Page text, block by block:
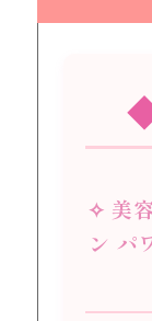
✧ 美
ン パ